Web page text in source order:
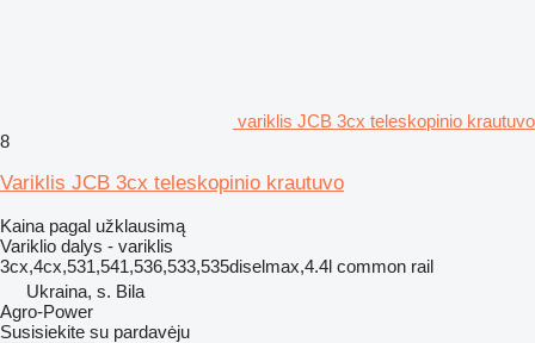
variklis JCB 3cx teleskopinio krautuvo
8
Variklis JCB 3cx teleskopinio krautuvo
Kaina pagal užklausimą
Variklio dalys - variklis
3cx,4cx,531,541,536,533,535diselmax,4.4l common rail
Ukraina, s. Bila
Agro-Power
Susisiekite su pardavėju